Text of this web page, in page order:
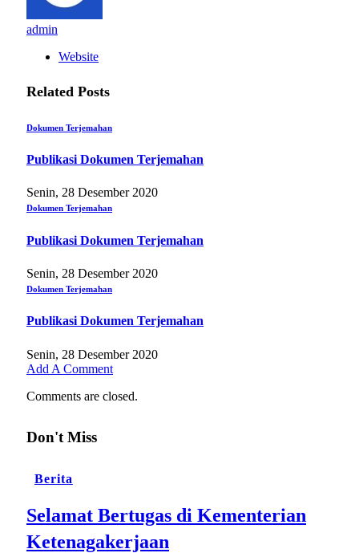
admin
Website
Related Posts
Dokumen Terjemahan
Publikasi Dokumen Terjemahan
Senin, 28 Desember 2020
Dokumen Terjemahan
Publikasi Dokumen Terjemahan
Senin, 28 Desember 2020
Dokumen Terjemahan
Publikasi Dokumen Terjemahan
Senin, 28 Desember 2020
Add A Comment
Comments are closed.
Don't Miss
Berita
Selamat Bertugas di Kementerian
Ketenagakerjaan